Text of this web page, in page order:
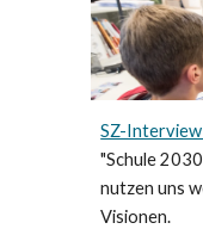
SZ-
"Schule
nutzen uns
Visionen.